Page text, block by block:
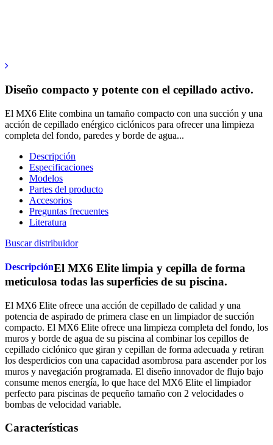
Diseño compacto y potente con el cepillado activo.
El MX6 Elite combina un tamaño compacto con una succión y una
acción de cepillado enérgico ciclónicos para ofrecer una limpieza
completa del fondo, paredes y borde de agua...
Descripción
Especificaciones
Modelos
Partes del producto
Accesorios
Preguntas frecuentes
Literatura
Buscar distribuidor
DescripciónEl MX6 Elite limpia y cepilla de forma
meticulosa todas las superficies de su piscina.
El MX6 Elite ofrece una acción de cepillado de calidad y una
potencia de aspirado de primera clase en un limpiador de succión
compacto. El MX6 Elite ofrece una limpieza completa del fondo, los
muros y borde de agua de su piscina al combinar los cepillos de
cepillado ciclónico que giran y cepillan de forma adecuada y retiran
los desperdicios con una capacidad asombrosa para ascender por los
muros y navegación programada. El diseño innovador de flujo bajo
consume menos energía, lo que hace del MX6 Elite el limpiador
perfecto para piscinas de pequeño tamaño con 2 velocidades o
bombas de velocidad variable.
Características